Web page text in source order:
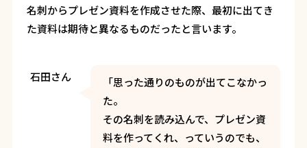
名刺からプレゼン資料を作成させた際、最初に出てき
た資料は期待と異なるものだったと言います。
石田さん
「思った通りのものが出てこなかっ
た。
その名刺を読み込んで、プレゼン資
料を作ってくれ、っていうのでも、